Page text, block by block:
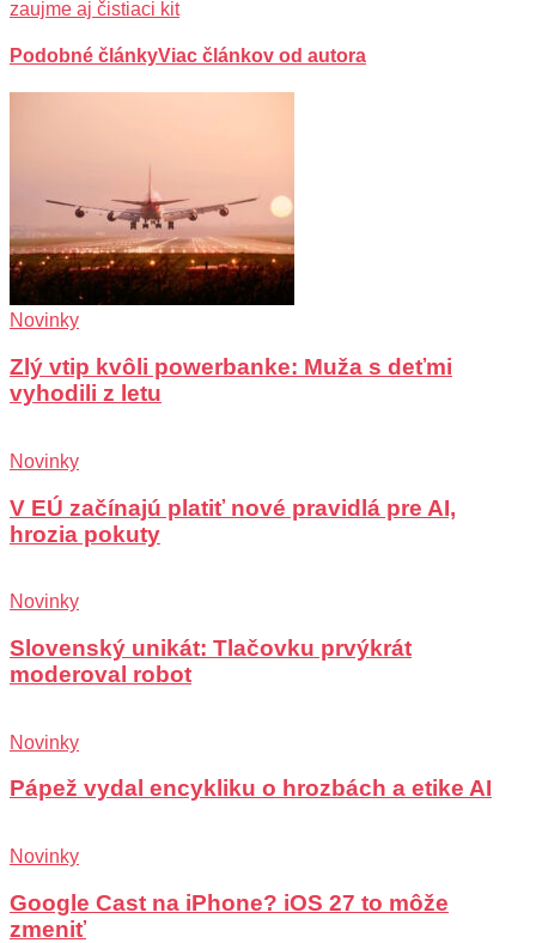
zaujme aj čistiaci kit
Podobné článkyViac článkov od autora
Novinky
Zlý vtip kvôli powerbanke: Muža s deťmi
vyhodili z letu
Novinky
V EÚ začínajú platiť nové pravidlá pre AI,
hrozia pokuty
Novinky
Slovenský unikát: Tlačovku prvýkrát
moderoval robot
Novinky
Pápež vydal encykliku o hrozbách a etike AI
Novinky
Google Cast na iPhone? iOS 27 to môže
zmeniť